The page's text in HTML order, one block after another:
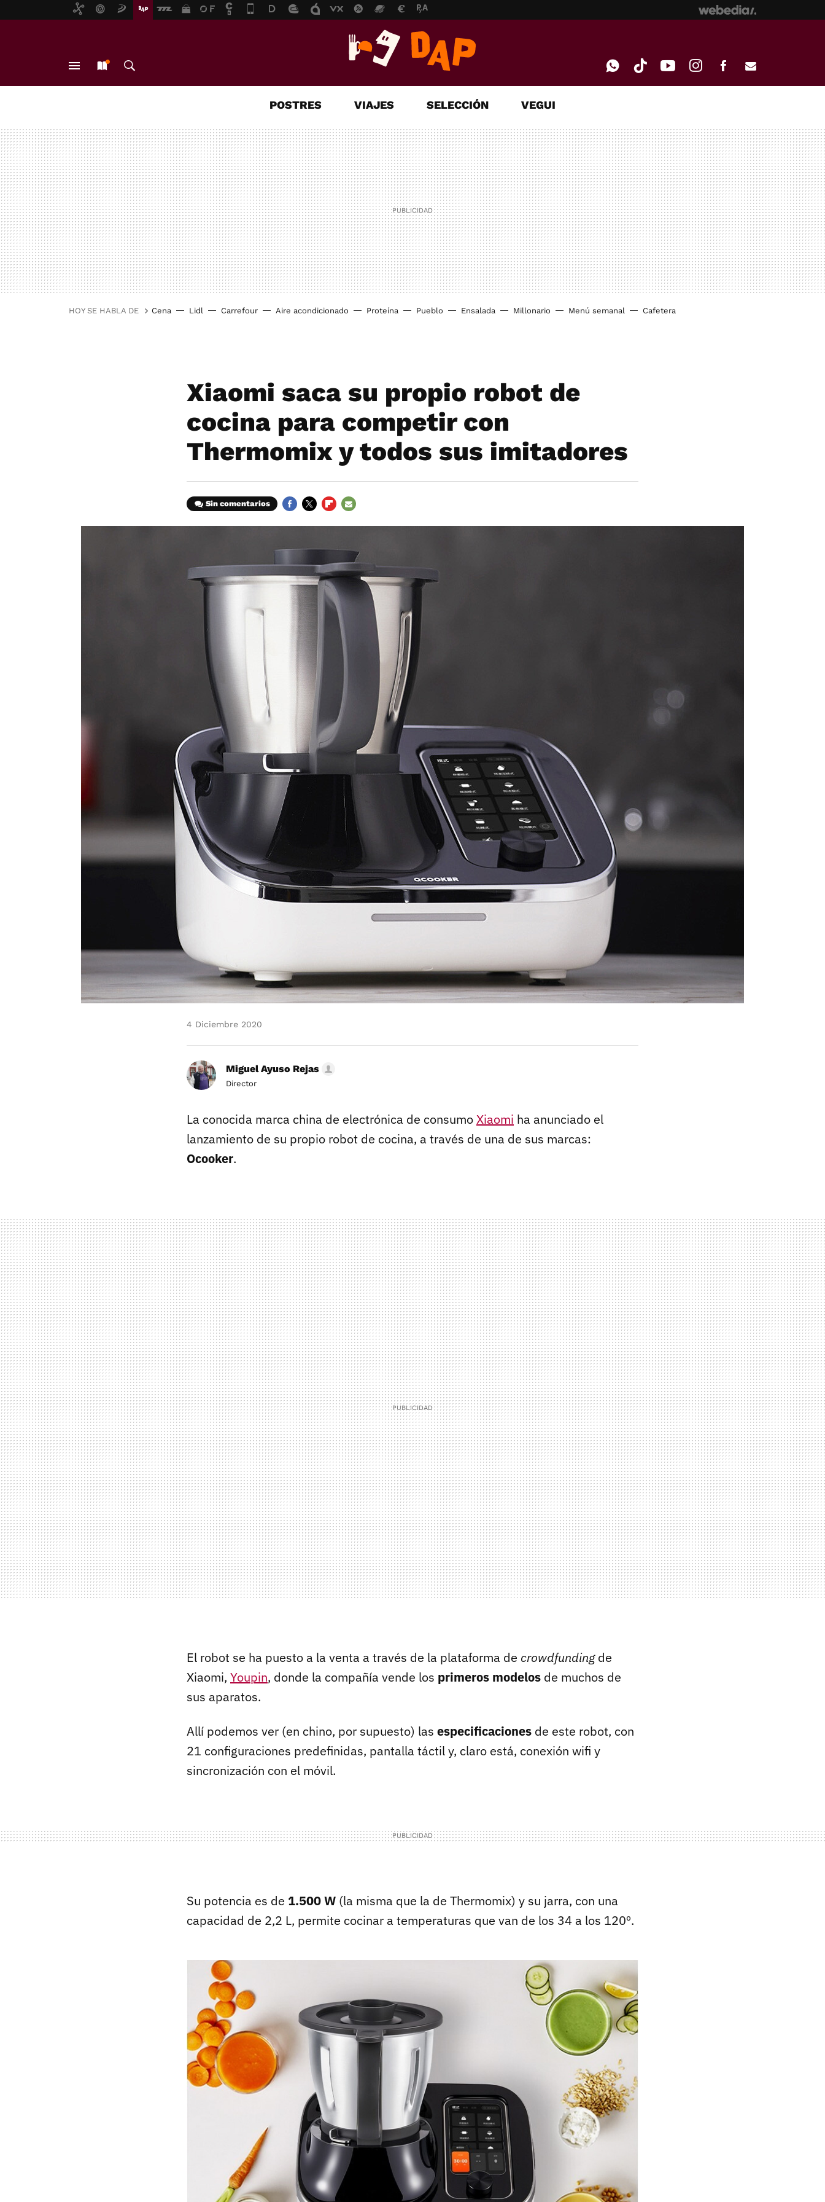
MAIL
POSTRES VIAJES SELECCIÓN VEGUI
HOY SE HABLA DE Cena Lidl Carrefour Aire acondicionado Proteína Pueblo Ensalada Millonario Menú semanal Cafetera
Xiaomi saca su propio robot de
cocina para competir con
Thermomix y todos sus imitadores
Sin comentarios
4 Diciembre 2020
Miguel Ayuso Rejas
Director
La conocida marca china de electrónica de consumoXiaomi ha anunciado el
lanzamiento de su propio robot de cocina, a través de una de sus marcas:
Ocooker.
El robot se ha puesto a la venta a través de la plataforma de crowdfundingde
Xiaomi, Youpin, donde la compañía vende los primeros modelos de muchos de
sus aparatos.
Allí podemos ver (en chino, por supuesto) las especificaciones de este robot, con
21 configuraciones predefinidas, pantalla táctil y, claro está, conexión wifi y
sincronización con el móvil.
Su potencia es de 1.500 W (la misma que la de Thermomix) y su jarra, con una
capacidad de 2,2 L, permite cocinar a temperaturas que van de los 34 a los 120º.